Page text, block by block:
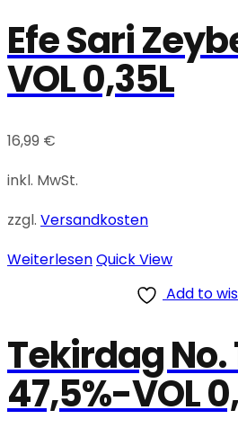
Efe Sari
VOL 0,35L
16,99 €
inkl. MwSt.
zzgl. Versandkosten
WeiterlesenQuick View
Add to
Tekirdag No.
47,5%-VOL